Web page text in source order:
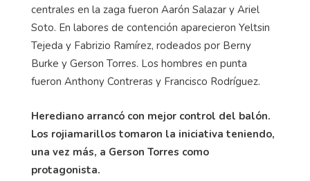
centrales en la zaga fueron Aarón Salazar y Ariel
Soto. En labores de contención aparecieron Yeltsin
Tejeda y Fabrizio Ramírez, rodeados por Berny
Burke y Gerson Torres. Los hombres en punta
fueron Anthony Contreras y Francisco Rodríguez.
Herediano arrancó con mejor control del balón.
Los rojiamarillos tomaron la iniciativa teniendo,
una vez más, a Gerson Torres como
protagonista.